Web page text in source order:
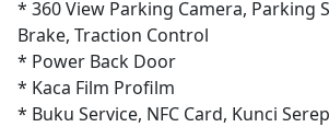
* 360 View Parking Camera, Parking
Brake, Traction Control
* Power Back Door
* Kaca Film Profilm
* Buku Service, NFC Card, Kunci